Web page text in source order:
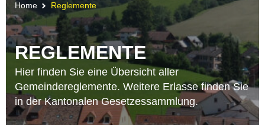
Home Reglemente
REGLEMENTE
Hier finden Sie eine Übersicht aller
Gemeindereglemente. Weitere Erlasse finden Sie
in der Kantonalen Gesetzessammlung.